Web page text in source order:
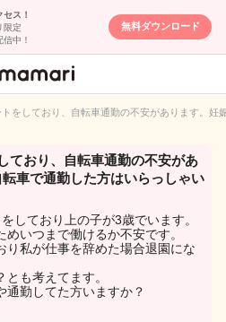
ス！
限定
中！
無料ダウンロード
用匿名QA
をしており、自転車通勤の不安があります。
ており、自転車通勤の不安があ
車で通勤した方はいらっしゃい
しており上の子が3歳でいます。
いつまで働けるか不安です。
り私が仕事を辞めた場合退園にな
も考えてます。
通勤してた方いますか？